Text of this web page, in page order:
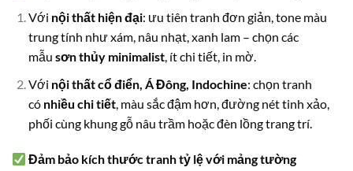
Với nội thất hiện đại: ưu tiên tranh đơn giản, tone màu
trung tính như xám, nâu nhạt, xanh lam – chọn các
mẫu sơn thủy minimalist, ít chi tiết, in mờ.
Với nội thất cổ điển, Á Đông, Indochine: chọn tranh
có nhiều chi tiết, màu sắc đậm hơn, đường nét tinh xảo,
phối cùng khung gỗ nâu trầm hoặc đèn lồng trang trí.
Đảm bảo kích thước tranh tỷ lệ với mảng tường